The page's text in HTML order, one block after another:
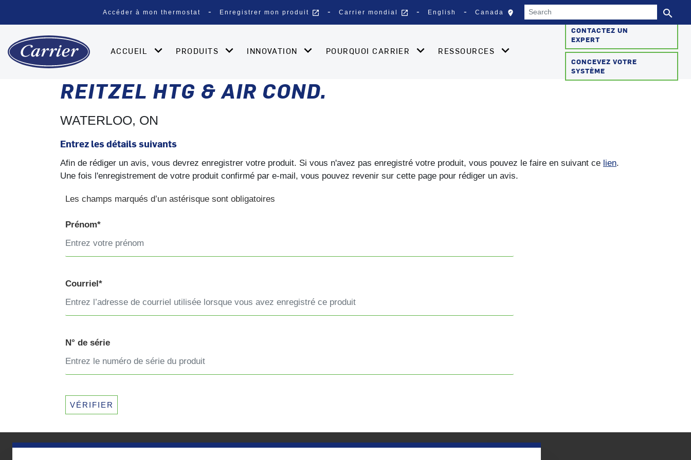
Accéder à mon thermostat Enregistrer mon produit open_in_new Carrier mondial open_in_new English Canada edit_locationSélectionnez votre
Search search
ACCUEIL PRODUITS INNOVATION POURQUOI CARRIER RESSOURCES
CONTACTEZ UN
EXPERT
CONCEVEZ VOTRE
SYSTÈME
REITZEL HTG & AIR COND.
WATERLOO, ON
Entrez les détails suivants
Afin de rédiger un avis, vous devrez enregistrer votre produit. Si vous n'avez pas enregistré votre produit, vous pouvez le faire en suivant ce lien.
Une fois l'enregistrement de votre produit confirmé par e-mail, vous pouvez revenir sur cette page pour rédiger un avis.
Les champs marqués d’un astérisque sont obligatoires
Prénom*
Courriel*
N° de série
VÉRIFIER